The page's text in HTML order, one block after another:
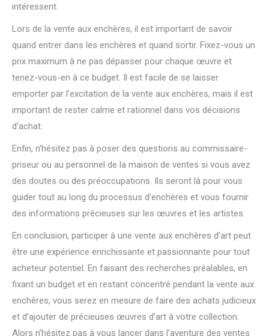
intéressent.
Lors de la vente aux enchères, il est important de savoir
quand entrer dans les enchères et quand sortir. Fixez-vous un
prix maximum à ne pas dépasser pour chaque œuvre et
tenez-vous-en à ce budget. Il est facile de se laisser
emporter par l’excitation de la vente aux enchères, mais il est
important de rester calme et rationnel dans vos décisions
d’achat.
Enfin, n’hésitez pas à poser des questions au commissaire-
priseur ou au personnel de la maison de ventes si vous avez
des doutes ou des préoccupations. Ils seront là pour vous
guider tout au long du processus d’enchères et vous fournir
des informations précieuses sur les œuvres et les artistes.
En conclusion, participer à une vente aux enchères d’art peut
être une expérience enrichissante et passionnante pour tout
acheteur potentiel. En faisant des recherches préalables, en
fixant un budget et en restant concentré pendant la vente aux
enchères, vous serez en mesure de faire des achats judicieux
et d’ajouter de précieuses œuvres d’art à votre collection.
Alors n’hésitez pas à vous lancer dans l’aventure des ventes